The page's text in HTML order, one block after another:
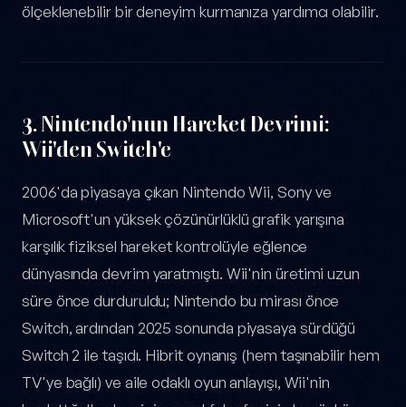
ölçeklenebilir bir deneyim kurmanıza yardımcı olabilir.
3. Nintendo'nun Hareket Devrimi:
Wii'den Switch'e
2006'da piyasaya çıkan Nintendo Wii, Sony ve
Microsoft'un yüksek çözünürlüklü grafik yarışına
karşılık fiziksel hareket kontrolüyle eğlence
dünyasında devrim yaratmıştı. Wii'nin üretimi uzun
süre önce durduruldu; Nintendo bu mirası önce
Switch, ardından 2025 sonunda piyasaya sürdüğü
Switch 2 ile taşıdı. Hibrit oynanış (hem taşınabilir hem
TV'ye bağlı) ve aile odaklı oyun anlayışı, Wii'nin